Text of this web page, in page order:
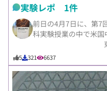
実験レポ 1件
前日の4月7日に、第7
科実験授業の中で米国
5 321 6637